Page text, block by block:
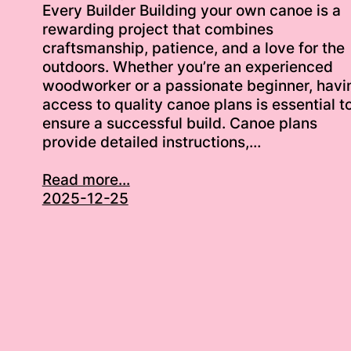
Every Builder Building your own canoe is a
rewarding project that combines
craftsmanship, patience, and a love for the
outdoors. Whether you’re an experienced
woodworker or a passionate beginner,
access to quality canoe plans is essential
ensure a successful build. Canoe plans
provide detailed instructions,…
Read more...
2025-12-25